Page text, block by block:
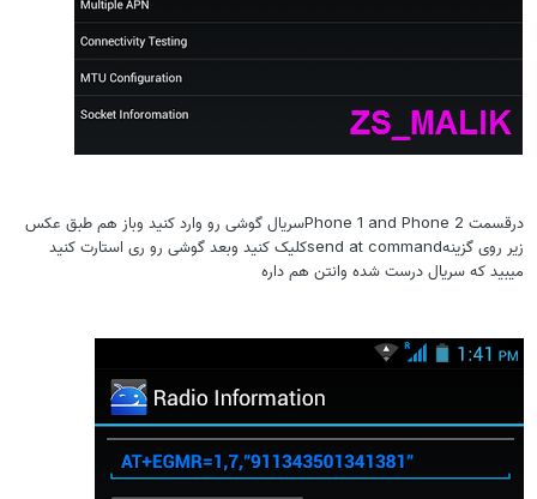
درقسمت Phone 1 and Phone 2سریال گوشی رو وارد کنید وباز هم طبق عکس
زیر روی گزینهsend at commandکلیک کنید وبعد گوشی رو ری استارت کنید
میبید که سریال درست شده وانتن هم داره